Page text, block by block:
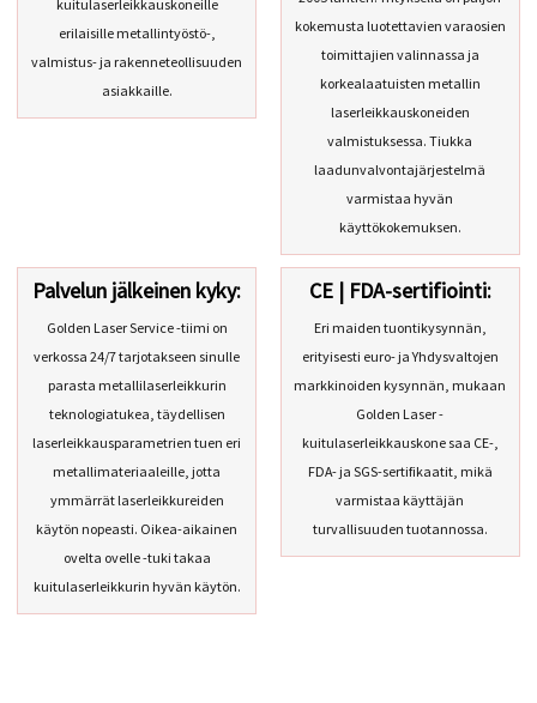
kuitulaserleikkauskoneille
erilaisille metallintyöstö-,
valmistus- ja rakenneteollisuuden
asiakkaille.
kokemusta luotettavien varaosien
toimittajien valinnassa ja
korkealaatuisten metallin
laserleikkauskoneiden
valmistuksessa. Tiukka
laadunvalvontajärjestelmä
varmistaa hyvän
käyttökokemuksen.
Palvelun jälkeinen kyky:
Golden Laser Service -tiimi on
verkossa 24/7 tarjotakseen sinulle
parasta metallilaserleikkurin
teknologiatukea, täydellisen
laserleikkausparametrien tuen eri
metallimateriaaleille, jotta
ymmärrät laserleikkureiden
käytön nopeasti. Oikea-aikainen
ovelta ovelle -tuki takaa
kuitulaserleikkurin hyvän käytön.
CE | FDA-sertifiointi:
Eri maiden tuontikysynnän,
erityisesti euro- ja Yhdysvaltojen
markkinoiden kysynnän, mukaan
Golden Laser -
kuitulaserleikkauskone saa CE-,
FDA- ja SGS-sertifikaatit, mikä
varmistaa käyttäjän
turvallisuuden tuotannossa.